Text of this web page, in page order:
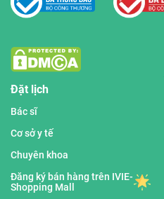
Đặt lịch
Bác sĩ
Cơ sở y tế
Chuyên khoa
Đăng ký bán hàng trên IVIE-
Shopping Mall